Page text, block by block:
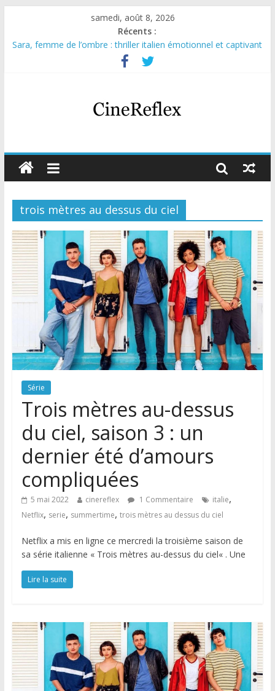
samedi, août 8, 2026
Récents :
Sara, femme de l’ombre : thriller italien émotionnel et captivant
Journal d’une fille larguée : nouvelle série suédoise sur Netflix
Aema : mini-série sur le tournage d’un film érotique devenu
Glass Heart : excellente série musicale avec Takeru Satō
Olympo, saison 1 : nouvelle série qui séduira les fans de
trois mètres au dessus du ciel
Série
Trois mètres au-dessus
du ciel, saison 3 : un
dernier été d’amours
compliquées
5 mai 2022 cinereflex 1 Commentaire italie,
Netflix, serie, summertime, trois mètres au dessus du ciel
Netflix a mis en ligne ce mercredi la troisième saison de
sa série italienne « Trois mètres au-dessus du ciel« . Une
Lire la suite